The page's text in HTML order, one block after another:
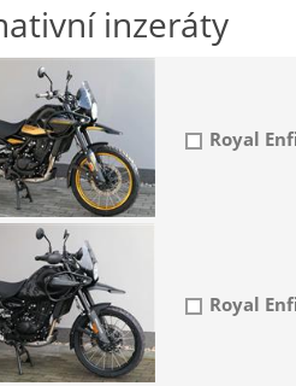
inzeráty
Royal
Royal